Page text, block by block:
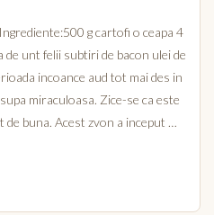
g cartofi o ceapa 4
unt felii subtiri de bacon ulei de
incoance aud tot mai des in
miraculoasa. Zice-se ca este
buna. Acest zvon a inceput …